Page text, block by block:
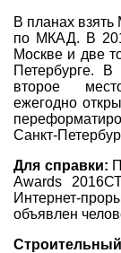
В планах взять
по МКАД. В
Москве и две
Петербурге. В
второе
ежегодно
Санкт-
Для справки:
Awards
Интернет-
объявлен